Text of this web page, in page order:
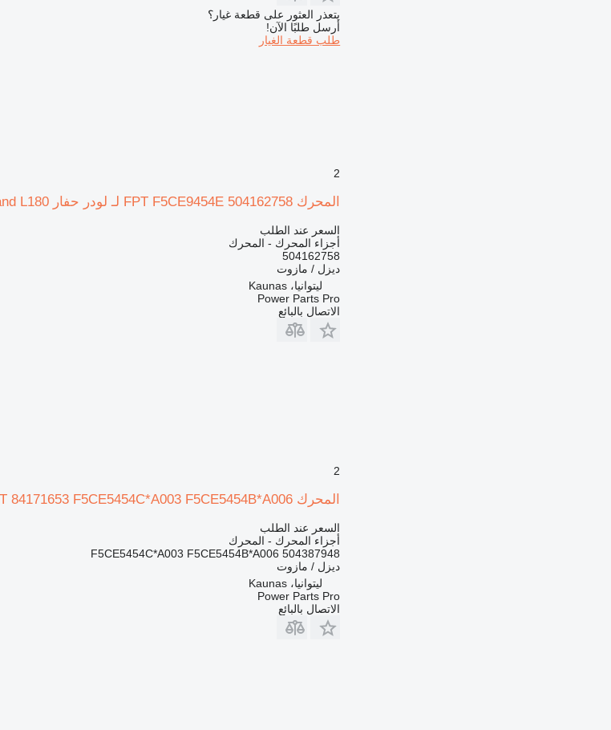
يتعذر العثور على قطعة غيار؟
أرسل طلبًا الآن!
طلب قطعة الغيار
2
المحرك FPT F5CE9454E 504162758 لـ لودر حفار New Holland L180
السعر عند الطلب
أجزاء المحرك - المحرك
504162758
ديزل / مازوت
ليتوانيا، Kaunas
Power Parts Pro
الاتصال بالبائع
2
المحرك FPT 84171653 F5CE5454C*A003 F5CE5454B*A006 لـ حفارة صغيرة New Holland
السعر عند الطلب
أجزاء المحرك - المحرك
F5CE5454C*A003 F5CE5454B*A006 504387948
ديزل / مازوت
ليتوانيا، Kaunas
Power Parts Pro
الاتصال بالبائع